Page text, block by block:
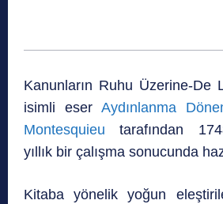
Kanunların Ruhu Üzerine-De
isimli eser Aydınlanma
Montesquieu tarafından
yıllık bir çalışma sonucunda
Kitaba yönelik yoğun